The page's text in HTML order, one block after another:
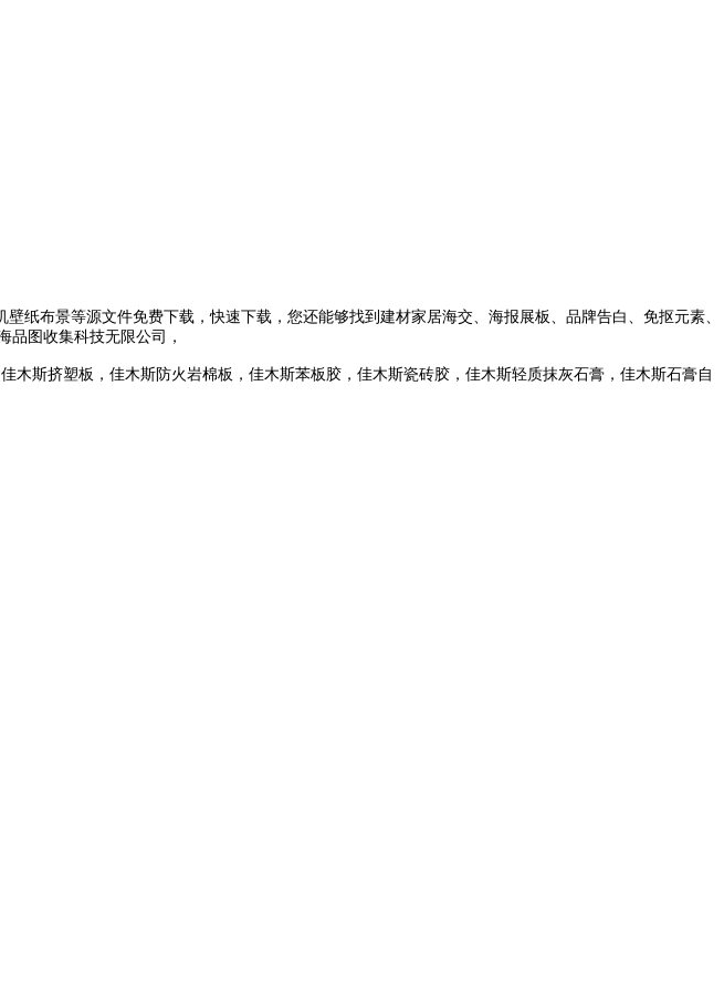
布景等源文件免费下载，快速下载，您还能够找到建材家居海交、海报展板、品牌告白、免抠元素、
品图收集科技无限公司，
木斯挤塑板，佳木斯防火岩棉板，佳木斯苯板胶，佳木斯瓷砖胶，佳木斯轻质抹灰石膏，佳木斯石膏自